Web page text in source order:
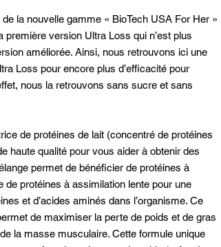
la nouvelle gamme « BioTech USA For Her »
première version Ultra Loss qui n’est plus
améliorée. Ainsi, nous retrouvons ici une
Loss pour encore plus d’efficacité pour
nous la retrouvons sans sucre et sans
de protéines de lait (concentré de protéines
haute qualité pour vous aider à obtenir des
permet de bénéficier de protéines à
de protéines à assimilation lente pour une
et d’acides aminés dans l’organisme. Ce
de maximiser la perte de poids et de gras
la masse musculaire. Cette formule unique